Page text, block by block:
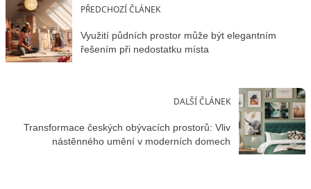
PŘEDCHOZÍ ČLÁNEK
Využití půdních prostor může být elegantním
řešením při nedostatku místa
DALŠÍ ČLÁNEK
Transformace českých obývacích prostorů: Vliv
nástěnného umění v moderních domech